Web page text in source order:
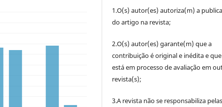
1.O(s) autor(es) autoriza(m) a
do artigo na revista;
2.O(s) autor(es) garante(m) que a
contribuição é original e inédita e
está em processo de avaliação em
revista(s);
3.A revista não se responsabiliza pelas